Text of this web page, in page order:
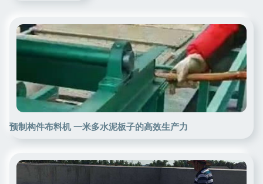
预制构件布料机 一米多水泥板子的高效生产力